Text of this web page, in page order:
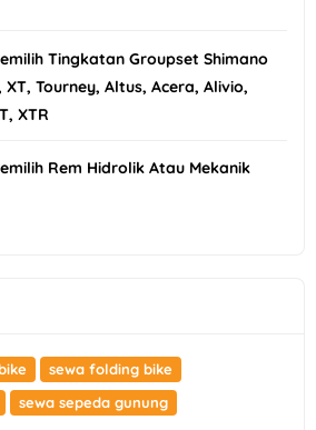
Tingkatan Groupset Shimano
XT, Tourney, Altus, Acera, Alivio,
XTR
Rem Hidrolik Atau Mekanik
sewa folding bike
sewa sepeda gunung